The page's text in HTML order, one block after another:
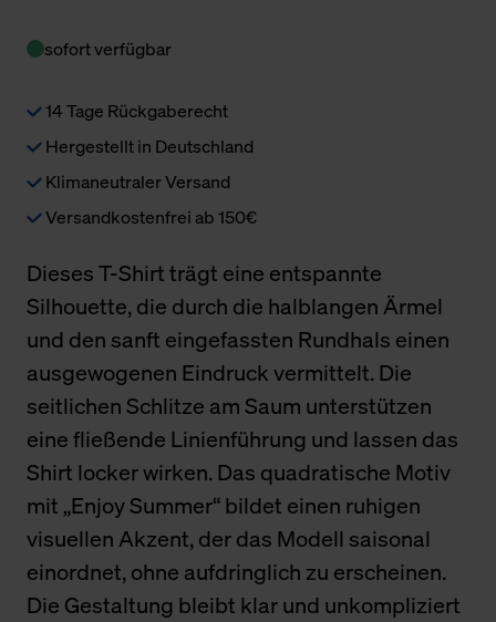
sofort verfügbar
14 Tage Rückgaberecht
Hergestellt in Deutschland
Klimaneutraler Versand
Versandkostenfrei ab 150€
Dieses T-Shirt trägt eine entspannte
Silhouette, die durch die halblangen Ärmel
und den sanft eingefassten Rundhals einen
ausgewogenen Eindruck vermittelt. Die
seitlichen Schlitze am Saum unterstützen
eine fließende Linienführung und lassen das
Shirt locker wirken. Das quadratische Motiv
mit „Enjoy Summer“ bildet einen ruhigen
visuellen Akzent, der das Modell saisonal
einordnet, ohne aufdringlich zu erscheinen.
Die Gestaltung bleibt klar und unkompliziert